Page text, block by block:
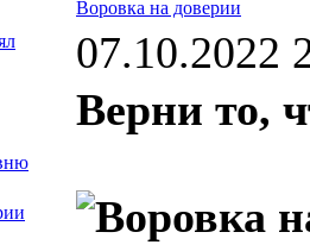
Воровка на доверии
07.10.2022
Верни то,